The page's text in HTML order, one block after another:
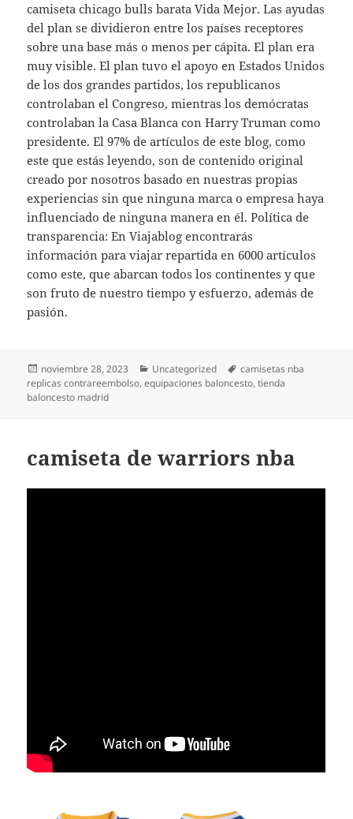
camiseta chicago bulls barata Vida Mejor. Las ayudas
del plan se dividieron entre los países receptores
sobre una base más o menos per cápita. El plan era
muy visible. El plan tuvo el apoyo en Estados Unidos
de los dos grandes partidos, los republicanos
controlaban el Congreso, mientras los demócratas
controlaban la Casa Blanca con Harry Truman como
presidente. El 97% de artículos de este blog, como
este que estás leyendo, son de contenido original
creado por nosotros basado en nuestras propias
experiencias sin que ninguna marca o empresa haya
influenciado de ninguna manera en él. Política de
transparencia: En Viajablog encontrarás
información para viajar repartida en 6000 artículos
como este, que abarcan todos los continentes y que
son fruto de nuestro tiempo y esfuerzo, además de
pasión.
Publicado
el
noviembre 28, 2023 Categorías
Uncategorized Etiquetas
camisetas nba
replicas contrareembolso,equipaciones baloncesto,tienda
baloncesto madrid
camiseta de warriors nba